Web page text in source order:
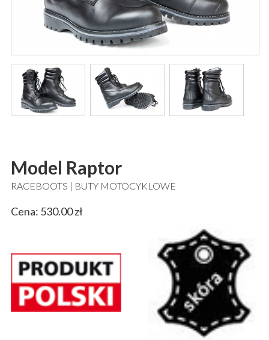
Model Raptor
RACEBOOTS | BUTY MOTOCYKLOWE
Cena: 530.00 zł